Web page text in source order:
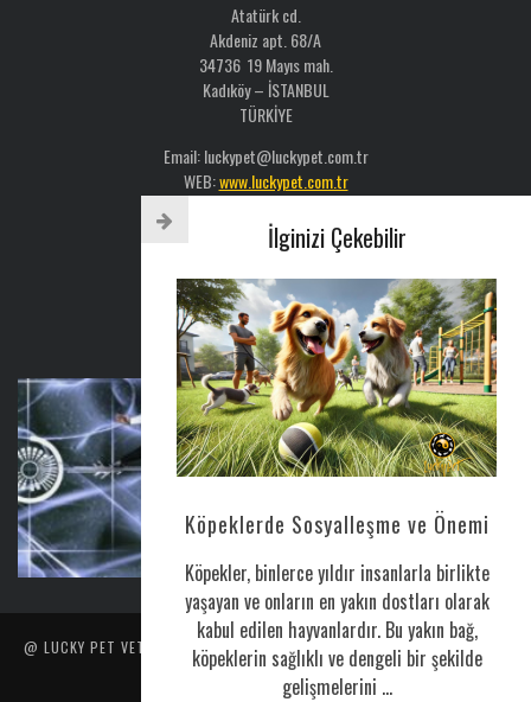
İlginizi Çekebilir
Köpeklerde Sosyalleşme ve Önemi
Köpekler, binlerce yıldır insanlarla birlikte
yaşayan ve onların en yakın dostları olarak
kabul edilen hayvanlardır. Bu yakın bağ,
köpeklerin sağlıklı ve dengeli bir şekilde
gelişmelerini ...
Atatürk cd.
Akdeniz apt. 68/A
34736 19 Mayıs mah.
Kadıköy – İSTANBUL
TÜRKİYE
Email: luckypet@luckypet.com.tr
WEB:www.luckypet.com.tr
Tel : 0216 386 77 52
AYLIK BÜLTEN
CORONAVIRUS HAKKINDA
@ LUCKY PET VETERINER POLIKLINIĞI TARAFINDAN YAPILMIŞTIR. İÇERIK
VE RESIMLERIN HER HAKKI SAKLIDIR.